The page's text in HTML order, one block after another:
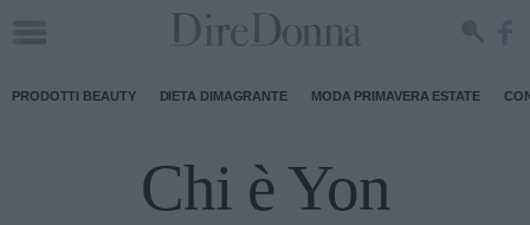
PRODOTTI BEAUTY DIETA DIMAGRANTE MODA PRIMAVERA ESTATE
Chi è Yon